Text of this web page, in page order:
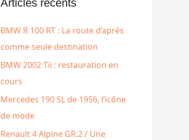
c
h
e
r
:
Articles récents
BMW R 100 RT : La route d’après
comme seule destination
BMW 2002 Tii : restauration en
cours
Mercedes 190 SL de 1956, l’icône
de mode
Renault 4 Alpine GR.2 / Une